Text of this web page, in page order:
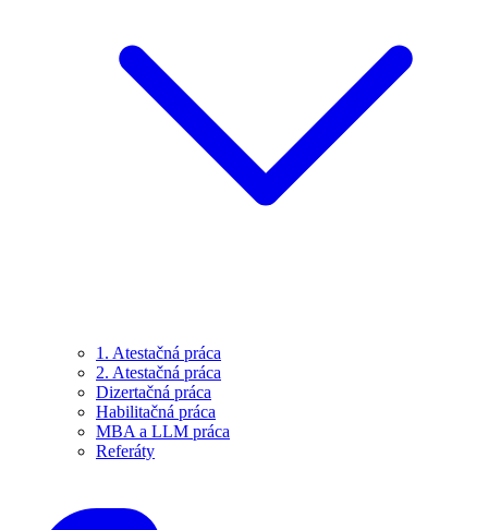
1. Atestačná práca
2. Atestačná práca
Dizertačná práca
Habilitačná práca
MBA a LLM práca
Referáty